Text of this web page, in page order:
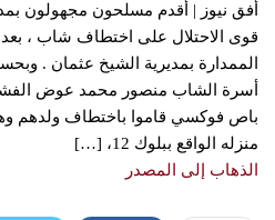
أفق نيوز | أقدم مسلحون مجهولون
قوى الاحتلال على اختطاف شاب ،
الممدارة بمديرية الشيخ عثمان .
أسرة الشاب منصور محمد عوض
باص فوكسي قاموا باختطاف ولدهم
منزله الواقع ببلوك 12، […]
الذهاب إلى المصدر